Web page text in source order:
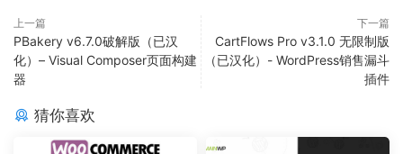
上一篇
PBakery v6.7.0破解版（已汉
化）– Visual Composer页面构建
器
下一篇
CartFlows Pro v3.1.0 无限制版
（已汉化）- WordPress销售漏斗
插件
猜你喜欢